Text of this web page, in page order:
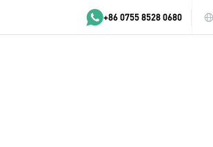
+86 0755 8528 0680